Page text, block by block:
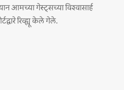
आमच्या गेस्ट्सच्या विश्वासार्ह
रिव्ह्यू केले गेले.